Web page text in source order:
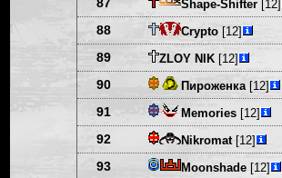
Shape-Shifter[12]
88 Crypto[12]
89 ZLOY NIK[12]
90 Пироженка[12]
91 Memories[12]
92 Nikromat[12]
93 Moonshade[12]